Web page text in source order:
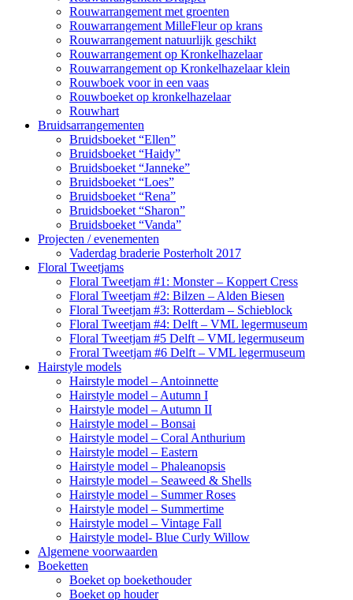
Rouwarrangement met groenten
Rouwarrangement MilleFleur op krans
Rouwarrangement natuurlijk geschikt
Rouwarrangement op Kronkelhazelaar
Rouwarrangement op Kronkelhazelaar klein
Rouwboek voor in een vaas
Rouwboeket op kronkelhazelaar
Rouwhart
Bruidsarrangementen
Bruidsboeket “Ellen”
Bruidsboeket “Haidy”
Bruidsboeket “Janneke”
Bruidsboeket “Loes”
Bruidsboeket “Rena”
Bruidsboeket “Sharon”
Bruidsboeket “Vanda”
Projecten / evenementen
Vaderdag braderie Posterholt 2017
Floral Tweetjams
Floral Tweetjam #1: Monster – Koppert Cress
Floral Tweetjam #2: Bilzen – Alden Biesen
Floral Tweetjam #3: Rotterdam – Schieblock
Floral Tweetjam #4: Delft – VML legermuseum
Floral Tweetjam #5 Delft – VML legermuseum
Froral Tweetjam #6 Delft – VML legermuseum
Hairstyle models
Hairstyle model – Antoinnette
Hairstyle model – Autumn I
Hairstyle model – Autumn II
Hairstyle model – Bonsai
Hairstyle model – Coral Anthurium
Hairstyle model – Eastern
Hairstyle model – Phaleanopsis
Hairstyle model – Seaweed & Shells
Hairstyle model – Summer Roses
Hairstyle model – Summertime
Hairstyle model – Vintage Fall
Hairstyle model- Blue Curly Willow
Algemene voorwaarden
Boeketten
Boeket op boekethouder
Boeket op houder